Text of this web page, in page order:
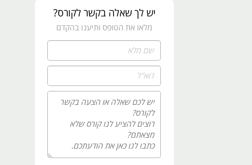
יש לך שאלה בקשר לקורס?
מלאו את הטופס ותיענו בהקדם